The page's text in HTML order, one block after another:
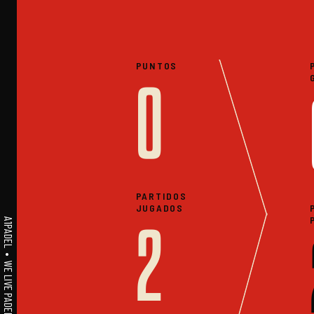
PUNTOS
0
PARTIDOS
JUGADOS
2